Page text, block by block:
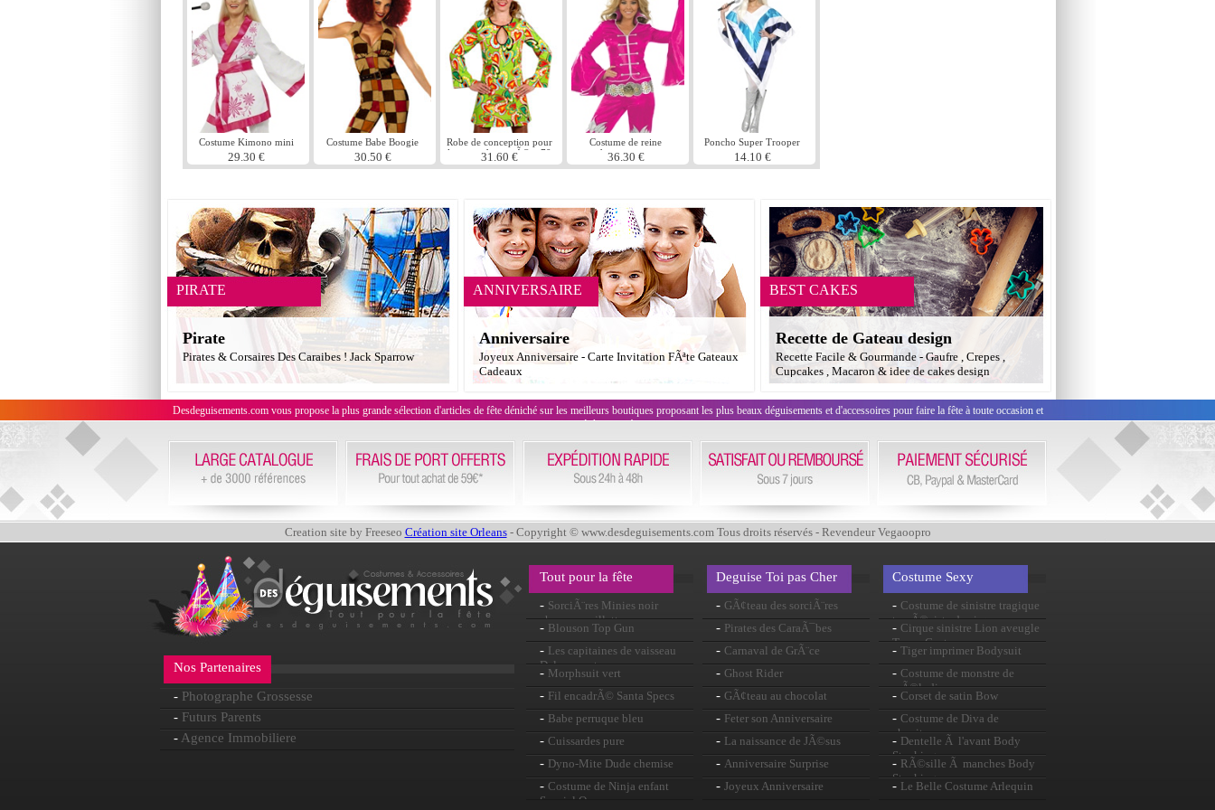
Costume Kimono mini
29.30 €
Costume Babe Boogie
30.50 €
Robe de conception pour
le coeur des annÃ©es 70
31.60 €
Costume de reine
dansante rose
36.30 €
Poncho Super Trooper
14.10 €
PIRATE
Pirate
Pirates & Corsaires Des Caraibes ! Jack Sparrow
ANNIVERSAIRE
Anniversaire
Joyeux Anniversaire - Carte Invitation FÃªte Gateaux
Cadeaux
BEST CAKES
Recette de Gateau design
Recette Facile & Gourmande - Gaufre , Crepes ,
Cupcakes , Macaron & idee de cakes design
Desdeguisements.com vous propose la plus grande sélection d'articles de fête déniché sur les meilleurs boutiques proposant les plus beaux déguisements et d'accessoires pour faire la fête à toute occasion et
évènement !
Creation site by Freeseo Création site Orleans- Copyright © www.desdeguisements.com Tous droits réservés - Revendeur Vegaoopro
Nos Partenaires
- Photographe Grossesse
- Futurs Parents
- Agence Immobiliere
Tout pour la fête
- SorciÃ¨res Minies noir
chapeau paillettes
- Blouson Top Gun
- Les capitaines de vaisseau
Deluxe veste
- Morphsuit vert
- Fil encadrÃ© Santa Specs
- Babe perruque bleu
- Cuissardes pure
- Dyno-Mite Dude chemise
- Costume de Ninja enfant
Special Ops
Deguise Toi pas Cher
- GÃ¢teau des sorciÃ¨res
- Pirates des CaraÃ¯bes
- Carnaval de GrÃ¨ce
- Ghost Rider
- GÃ¢teau au chocolat
- Feter son Anniversaire
- La naissance de JÃ©sus
- Anniversaire Surprise
- Joyeux Anniversaire
Costume Sexy
- Costume de sinistre tragique
trapÃ©ziste de cirque
- Cirque sinistre Lion aveugle
Tamer Costume
- Tiger imprimer Bodysuit
- Costume de monstre de
mÃ©lodie
- Corset de satin Bow
- Costume de Diva de
chapiteau
- Dentelle Ã l'avant Body
Stocking
- RÃ©sille Ã manches Body
Stocking
- Le Belle Costume Arlequin